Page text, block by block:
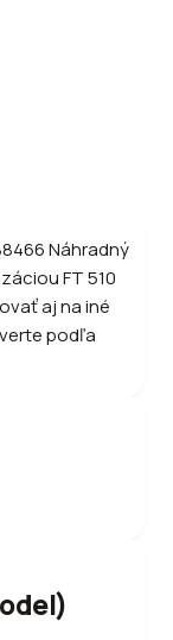
Náhradný
FT 510
aj na iné
podľa
)